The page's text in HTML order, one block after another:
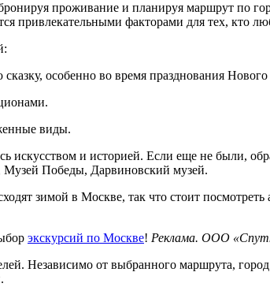
проживание и планируя маршрут по
привлекательными факторами для тех, кто
особенно во время празднования Нового
виды.
и историей. Если еще не были,
Музей Победы, Дарвиновский музей.
зимой в Москве, так что стоит посмотреть
экскурсий по Москве! Реклама. ООО
Независимо от выбранного маршрута, город